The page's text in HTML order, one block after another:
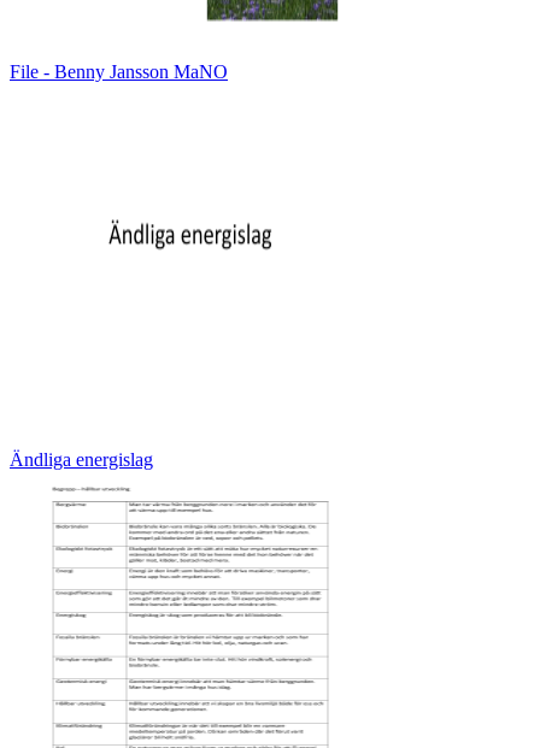
File - Benny Jansson MaNO
Ändliga energislag